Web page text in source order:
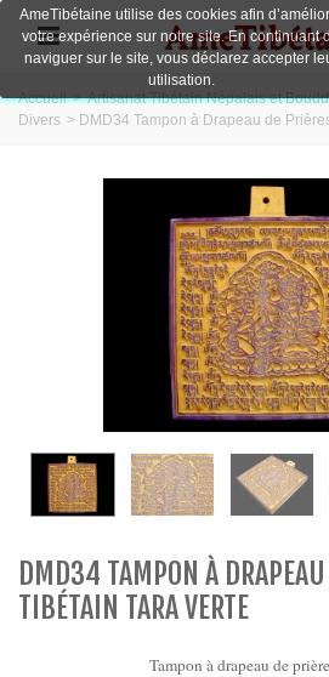
AmeTibétaine utilise des cookies afin
votre expérience sur notre site. En continuant
naviguer sur le site, vous déclarez accepter
utilisation.
Accueil > Artisanat Tibétain Népalais et
Divers > DMD34 Tampon à Drapeau de
DMD34 TAMPON À
TIBÉTAIN TARA VERTE
Tampon à drapeau de